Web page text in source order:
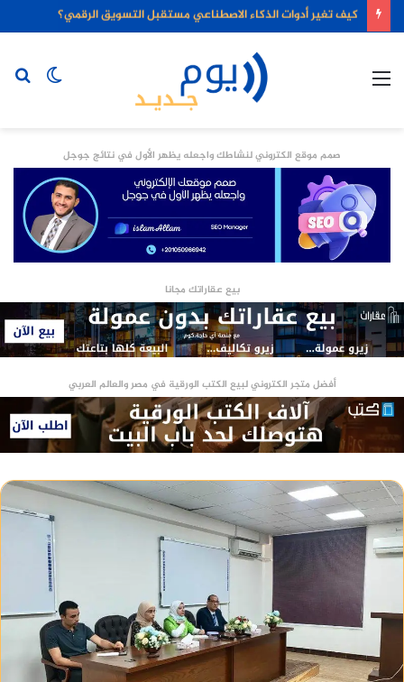
كيف تغير أدوات الذكاء الاصطناعي مستقبل التسويق الرقمي؟
الوضع
صمم موقع الكتروني لنشاطك واجعله يظهر الأول في نتائج جوجل
بيع عقاراتك مجانا
أفضل متجر الكتروني لبيع الكتب الورقية في مصر والعالم العربي